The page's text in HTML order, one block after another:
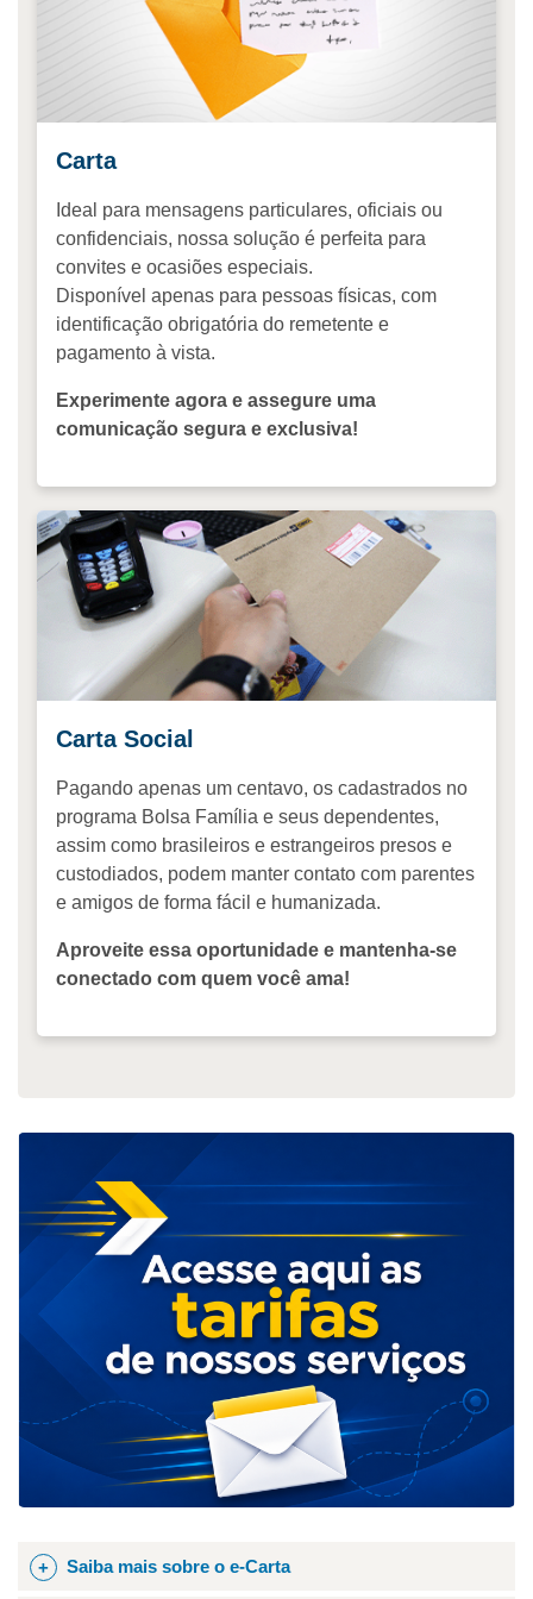
Carta
Ideal para mensagens particulares, oficiais ou
confidenciais, nossa solução é perfeita para
convites e ocasiões especiais.
Disponível apenas para pessoas físicas, com
identificação obrigatória do remetente e
pagamento à vista.
Experimente agora e assegure uma
comunicação segura e exclusiva!
Carta Social
Pagando apenas um centavo, os cadastrados no
programa Bolsa Família e seus dependentes,
assim como brasileiros e estrangeiros presos e
custodiados, podem manter contato com parentes
e amigos de forma fácil e humanizada.
Aproveite essa oportunidade e mantenha-se
conectado com quem você ama!
Saiba mais sobre o e-Carta